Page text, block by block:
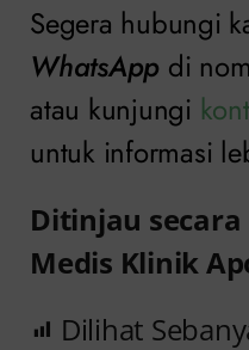
Segera hubungi
WhatsApp di
atau kunjungi
untuk informasi
Ditinjau
Medis Klinik
Dilihat